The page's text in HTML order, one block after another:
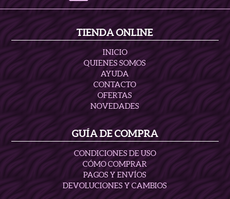
TIENDA ONLINE
INICIO
QUIENES SOMOS
AYUDA
CONTACTO
OFERTAS
NOVEDADES
GUÍA DE COMPRA
CONDICIONES DE USO
CÓMO COMPRAR
PAGOS Y ENVÍOS
DEVOLUCIONES Y CAMBIOS